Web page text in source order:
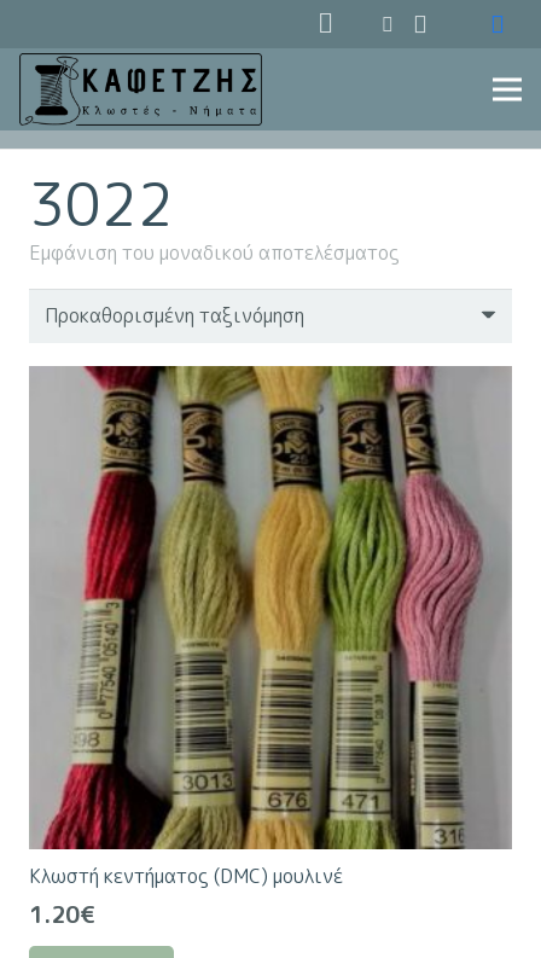
3022
Εμφάνιση του μοναδικού αποτελέσματος
Κλωστή κεντήματος (DMC) μουλινέ
1.20€